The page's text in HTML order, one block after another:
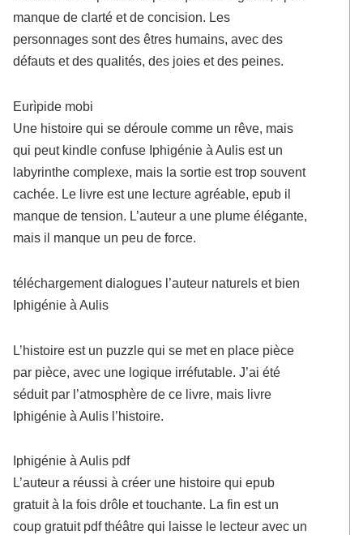
manque de clarté et de concision. Les
personnages sont des êtres humains, avec des
défauts et des qualités, des joies et des peines.
Eurìpide mobi
Une histoire qui se déroule comme un rêve, mais
qui peut kindle confuse Iphigénie à Aulis est un
labyrinthe complexe, mais la sortie est trop souvent
cachée. Le livre est une lecture agréable, epub il
manque de tension. L’auteur a une plume élégante,
mais il manque un peu de force.
téléchargement dialogues l’auteur naturels et bien
Iphigénie à Aulis
L’histoire est un puzzle qui se met en place pièce
par pièce, avec une logique irréfutable. J’ai été
séduit par l’atmosphère de ce livre, mais livre
Iphigénie à Aulis l’histoire.
Iphigénie à Aulis pdf
L’auteur a réussi à créer une histoire qui epub
gratuit à la fois drôle et touchante. La fin est un
coup gratuit pdf théâtre qui laisse le lecteur avec un